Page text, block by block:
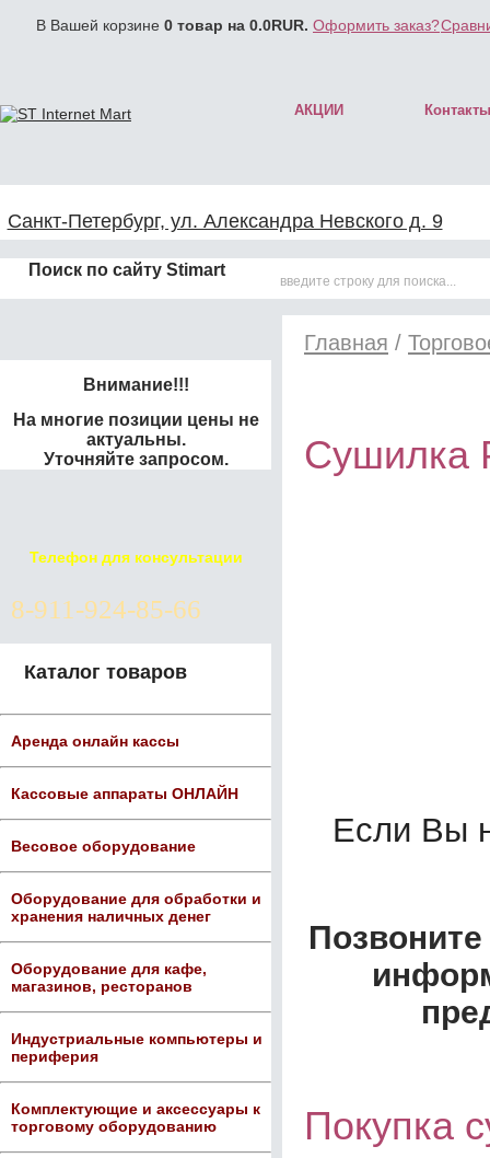
В Вашей корзине 0 товар на 0.0RUR. Оформить заказ?
АКЦИИ Контакты
Санкт-Петербург, ул. Александра Невского д. 9
Поиск по сайту Stimart
Внимание!!!
На многие позиции цены не
актуальны.
Уточняйте запросом.
Телефон для консультации
8-911-924-85-66
Каталог товаров
Аренда онлайн кассы
Кассовые аппараты ОНЛАЙН
Весовое оборудование
Оборудование для обработки и
хранения наличных денег
Оборудование для кафе,
магазинов, ресторанов
Индустриальные компьютеры и
периферия
Комплектующие и аксессуары к
торговому оборудованию
Главная /
Сушилка
Если Вы
Покупка